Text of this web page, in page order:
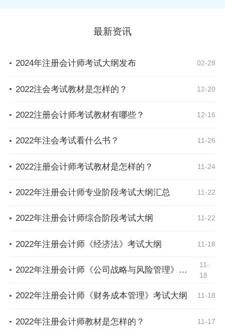
最新资讯
2024年注册会计师考试大纲发布 02-28
2022注会考试教材是怎样的？ 12-20
2022注册会计师考试教材有哪些？ 12-16
2022年注会考试看什么书？ 11-26
2022注册会计师考试教材是怎样的？ 11-24
2022年注册会计师专业阶段考试大纲汇总 11-22
2022年注册会计师综合阶段考试大纲 11-22
2022年注册会计师《经济法》考试大纲 11-18
2022年注册会计师《公司战略与风险管理》考试大纲
11-
18
2022年注册会计师《财务成本管理》考试大纲 11-18
2022年注册会计师教材是怎样的？ 11-17